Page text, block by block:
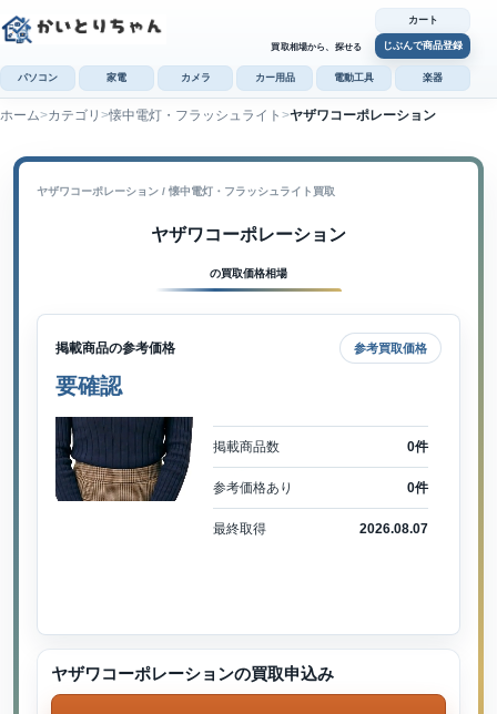
買取相場から、探せる
カート
じぶんで商品登録
パソコン 家電 カメラ カー用品 電動工具 楽器
ホーム カテゴリ 懐中電灯・フラッシュライト ヤザワコーポレーション
ヤザワコーポレーション / 懐中電灯・フラッシュライト買取
ヤザワコーポレーション
の買取価格相場
掲載商品の参考価格 参考買取価格
要確認
掲載商品数 0件
参考価格あり 0件
最終取得 2026.08.07
ヤザワコーポレーションの買取申込み